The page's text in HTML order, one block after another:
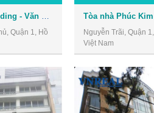
Quận 1, Hồ
Nguyễn Trãi, Quận
Việt Nam